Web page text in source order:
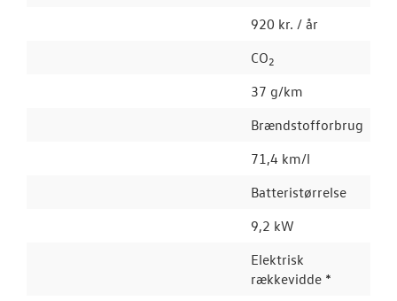
920 kr. / år
CO2
37 g/km
Brændstofforbrug
71,4 km/l
Batteristørrelse
9,2 kW
Elektrisk
rækkevidde *